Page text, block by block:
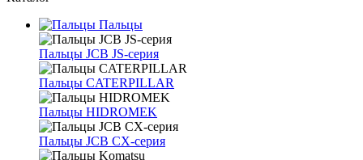
Пальцы
Пальцы JCB JS-серия
Пальцы CATERPILLAR
Пальцы HIDROMEK
Пальцы JCB CX-серия